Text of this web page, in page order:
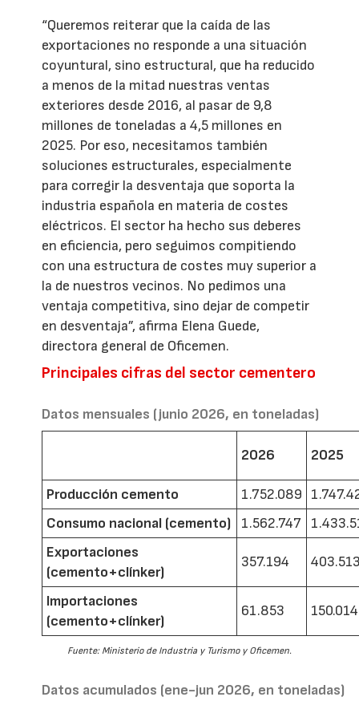
“Queremos reiterar que la caída de las
exportaciones no responde a una situación
coyuntural, sino estructural, que ha reducido
a menos de la mitad nuestras ventas
exteriores desde 2016, al pasar de 9,8
millones de toneladas a 4,5 millones en
2025. Por eso, necesitamos también
soluciones estructurales, especialmente
para corregir la desventaja que soporta la
industria española en materia de costes
eléctricos. El sector ha hecho sus deberes
en eficiencia, pero seguimos compitiendo
con una estructura de costes muy superior a
la de nuestros vecinos. No pedimos una
ventaja competitiva, sino dejar de competir
en desventaja”, afirma Elena Guede,
directora general de Oficemen.
Principales cifras del sector cementero
Datos mensuales (junio 2026, en toneladas)
2026 2025
Producción cemento 1.752.089
Consumo nacional (cemento)
1.562.747
Exportaciones
(cemento+clínker)
357.194
Importaciones
(cemento+clínker)
61.853 150.014
Fuente: Ministerio de Industria y Turismo y Oficemen.
Datos acumulados (ene-jun 2026, en toneladas)